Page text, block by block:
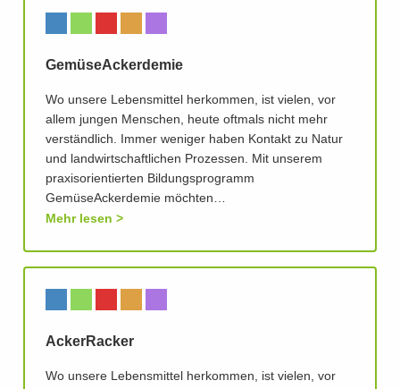
GemüseAckerdemie
Wo unsere Lebensmittel herkommen, ist vielen, vor
allem jungen Menschen, heute oftmals nicht mehr
verständlich. Immer weniger haben Kontakt zu Natur
und landwirtschaftlichen Prozessen. Mit unserem
praxisorientierten Bildungsprogramm
GemüseAckerdemie möchten…
Mehr lesen
AckerRacker
Wo unsere Lebensmittel herkommen, ist vielen, vor